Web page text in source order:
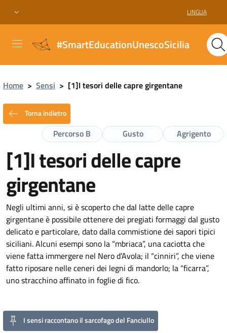
LINGUA
#SmartEducationUnescoSicilia
Home > Sensi > [1]I tesori delle capre girgentane
Torna indietro
Agrigento
Gusto
Percorso B
[1]I tesori delle capre
girgentane
Negli ultimi anni, si è scoperto che dal latte delle capre
girgentane è possibile ottenere dei pregiati formaggi dal gusto
delicato e particolare, dato dalla commistione dei sapori tipici
siciliani. Alcuni esempi sono la “mbriaca”, una caciotta che
viene fatta immergere nel Nero d’Avola; il “cinniri”, che viene
fatto riposare nelle ceneri dei legni di mandorlo; la “ficarra”,
uno stracchino affinato in foglie di fico.
I sensi raccontano il sarcofago del Fanciullo